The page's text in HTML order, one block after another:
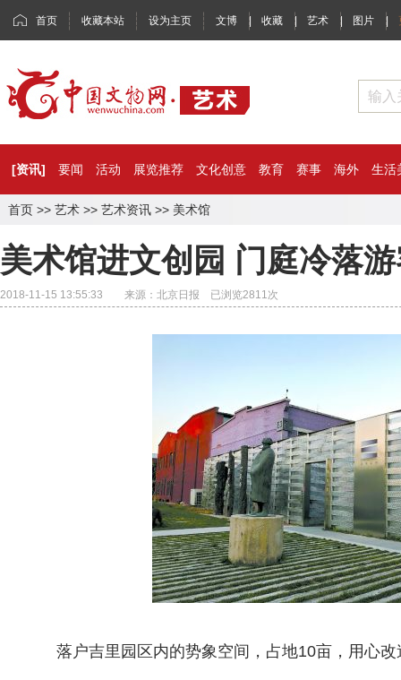
首页 收藏本站 设为主页 文博 | 收藏 | 艺术 | 图片 |
[资讯] 要闻 活动 展览推荐 文化创意 教育 赛事 海外 生活
首页 >> 艺术 >> 艺术资讯 >> 美术馆
美术馆进文创园 门庭冷落
2018-11-15 13:55:33 来源：北京日报 已浏览2811次
落户吉里园区内的势象空间，占地10亩，用心